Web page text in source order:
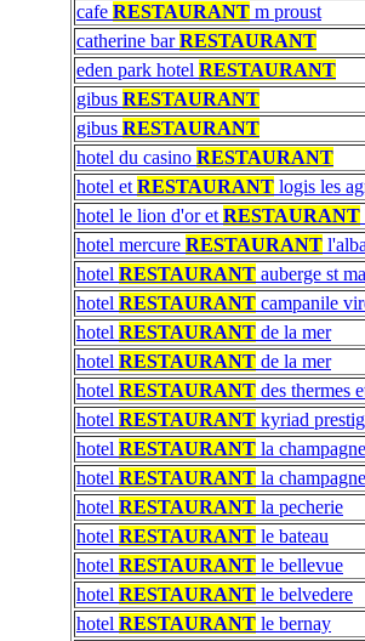
cafe RESTAURANT m proust
catherine barRESTAURANT
eden park hotel RESTAURANT
gibus RESTAURANT
gibus RESTAURANT
hotel du casino RESTAURANT
hotel et RESTAURANT logis les
hotel le lion d'or et RESTAURANT
hotel mercure RESTAURANT
hotel RESTAURANT auberge st
hotel RESTAURANT campanile
hotel RESTAURANT de la mer
hotel RESTAURANT de la mer
hotel RESTAURANT des thermes
hotel RESTAURANT kyriad
hotel RESTAURANT la
hotel RESTAURANT la
hotel RESTAURANT la pecherie
hotel RESTAURANT le bateau
hotel RESTAURANT le bellevue
hotel RESTAURANT le belvedere
hotel RESTAURANT le bernay